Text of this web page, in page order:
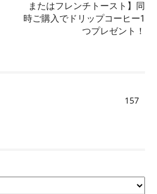
またはフレンチトースト】同
時ご購入でドリップコーヒー1
つプレゼント！
157